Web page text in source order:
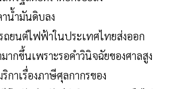
าน้ำมันดิบลง
ยนต์ไฟฟ้าในประเทศไทยส่งออก
ากขึ้นเพราะรอคำวินิจฉัยของศาลสูง
กาเรื่องภาษีศุลกากรของ